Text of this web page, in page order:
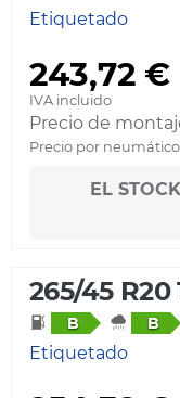
Etiquetado
243,72 €
IVA incluido
Precio de
Precio por neumático
EL
265/45 R20
B B
Etiquetado